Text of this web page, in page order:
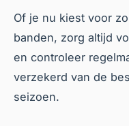
Of je nu kiest voor
banden, zorg altijd
en controleer
verzekerd van de
seizoen.